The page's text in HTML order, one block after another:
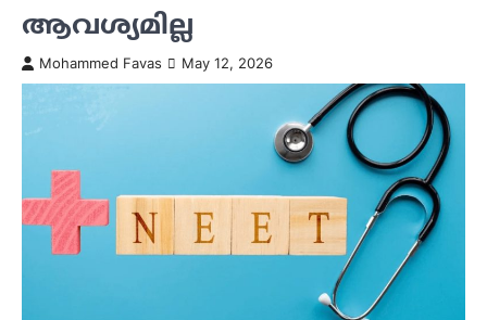
ആവശ്യമില്ല
Mohammed Favas May 12, 2026